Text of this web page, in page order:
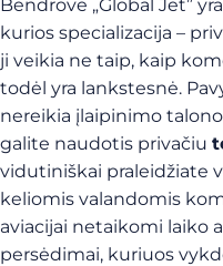
Bendrovė „Global Jet”
kurios specializacija –
ji veikia ne taip, kaip
todėl yra lankstesnė.
nereikia įlaipinimo
galite naudotis privačiu
vidutiniškai praleidžiate
keliomis valandomis
aviacijai netaikomi laiko
persėdimai, kuriuos